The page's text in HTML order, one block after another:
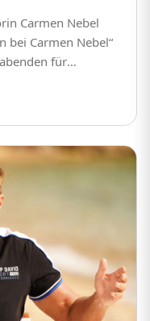
Carmen Nebel
bei Carmen Nebel“
für
Schlagerfans